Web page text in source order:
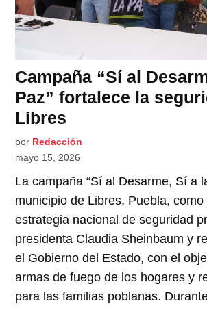
Campaña “Sí al
Paz” fortalece la
Libres
por Redacción
mayo 15, 2026
La campaña “Sí al Desarme, Sí a
municipio de Libres, Puebla,
estrategia nacional de seguridad
presidenta Claudia Sheinbaum y
el Gobierno del Estado, con el
armas de fuego de los hogares y
para las familias poblanas.